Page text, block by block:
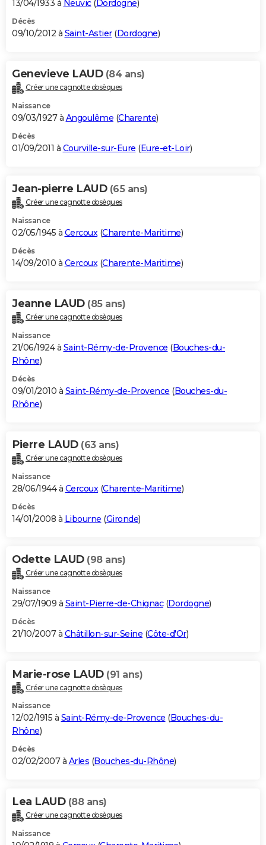
13/04/1933 à Neuvic( Dordogne)
Décès
09/10/2012 à Saint-Astier(Dordogne)
Genevieve LAUD (84 ans)
Créer une cagnotte obsèques
Naissance
09/03/1927 à Angoulême (Charente)
Décès
01/09/2011 à Courville-sur-Eure (Eure-et-Loir)
Jean-pierre LAUD (65 ans)
Créer une cagnotte obsèques
Naissance
02/05/1945 à Cercoux(Charente-Maritime)
Décès
14/09/2010 à Cercoux(Charente-Maritime)
Jeanne LAUD (85 ans)
Créer une cagnotte obsèques
Naissance
21/06/1924 à Saint-Rémy-de-Provence (Bouches-du-
Rhône)
Décès
09/01/2010 à Saint-Rémy-de-Provence (Bouches-du-
Rhône)
Pierre LAUD (63 ans)
Créer une cagnotte obsèques
Naissance
28/06/1944 à Cercoux(Charente-Maritime)
Décès
14/01/2008 à Libourne (Gironde)
Odette LAUD (98 ans)
Créer une cagnotte obsèques
Naissance
29/07/1909 à Saint-Pierre-de-Chignac(Dordogne)
Décès
21/10/2007 à Châtillon-sur-Seine (Côte-d'Or)
Marie-rose LAUD (91 ans)
Créer une cagnotte obsèques
Naissance
12/02/1915 à Saint-Rémy-de-Provence (Bouches-du-
Rhône)
Décès
02/02/2007 à Arles (Bouches-du-Rhône)
Lea LAUD (88 ans)
Créer une cagnotte obsèques
Naissance